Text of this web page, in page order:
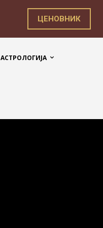
ЦЕНОВНИК
АСТРОЛОГИЈА